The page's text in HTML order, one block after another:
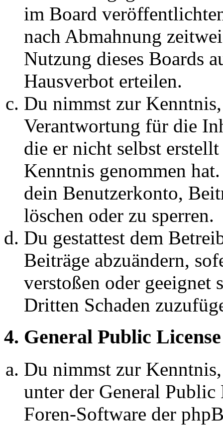
im Board
nach Abmahnung
Nutzung dieses Boards
Hausverbot erteilen.
Du nimmst zur
Verantwortung für die
die er nicht selbst
Kenntnis genommen
dein Benutzerkonto,
löschen oder zu sperren.
Du gestattest dem
Beiträge abzuändern,
verstoßen oder geeignet
Dritten Schaden
4. General Public License
Du nimmst zur
unter der General
Foren-Software der